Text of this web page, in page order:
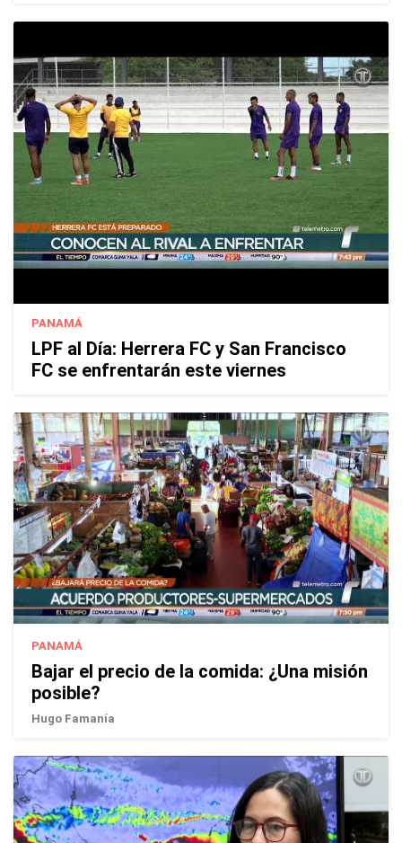
PANAMÁ
LPF al Día: Herrera FC y San Francisco
FC se enfrentarán este viernes
PANAMÁ
Bajar el precio de la comida: ¿Una misión
posible?
Hugo Famanía